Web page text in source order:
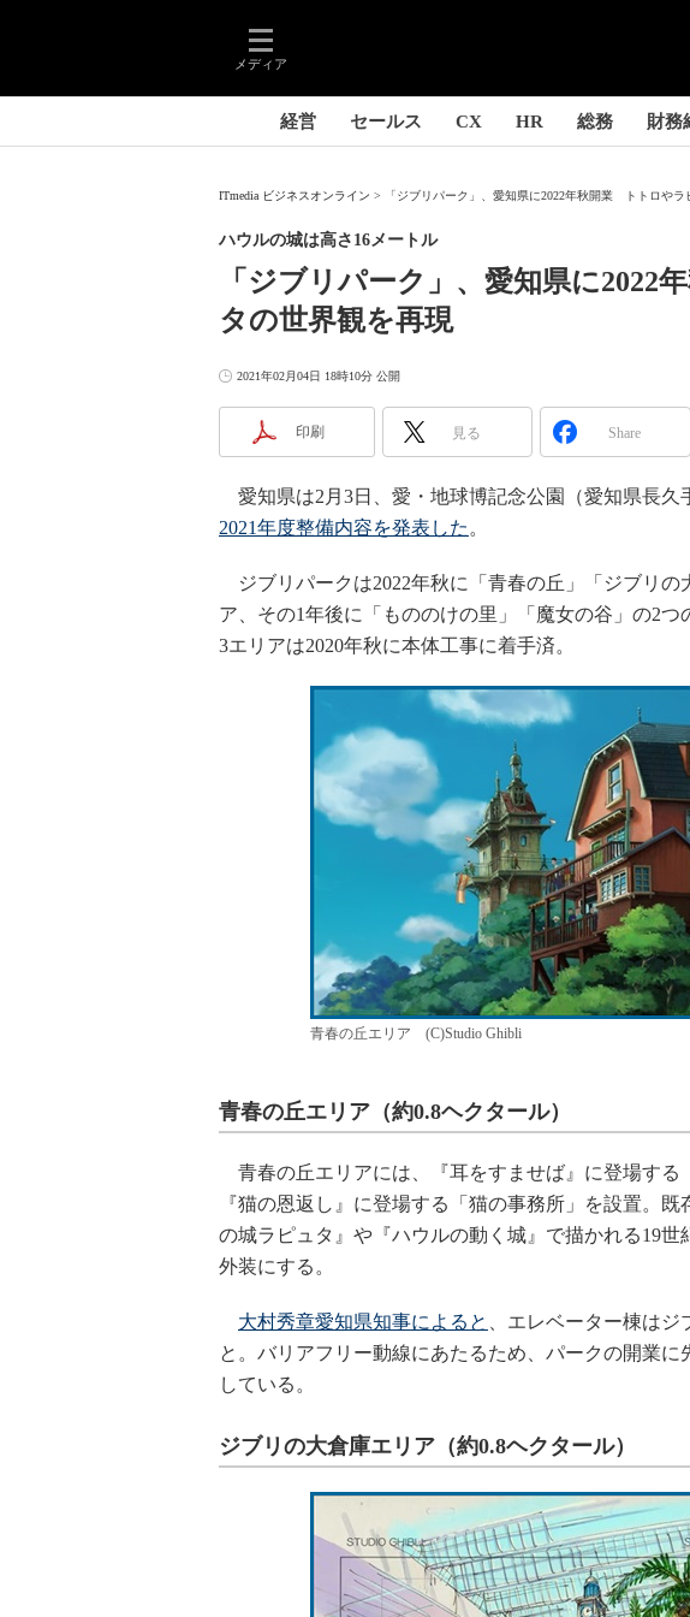
メディア
経営 セールス CX HR 総務 財務
ITmedia ビジネスオンライン 「ジブリパーク」、愛知県に2022年秋開業 トトロやラ
「ジブリパーク」、愛知県に
タの世界観を再現
ハウルの城は高さ16メートル
2021年02月04日 18時10分 公開
印刷 見る Share
愛知県は2月3日、愛・地球博記念公園（愛知県長久
2021年度整備内容を発表した 。
ジブリパークは2022年秋に「青春の丘」「ジブリの
ア、その1年後に「もののけの里」「魔女の谷」の2
3エリアは2020年秋に本体工事に着手済。
青春の丘エリア (C)Studio Ghibli
青春の丘エリア（約0.8ヘクタール）
青春の丘エリアには、『耳をすませば』に登場する
『猫の恩返し』に登場する「猫の事務所」を設置。
の城ラピュタ』や『ハウルの動く城』で描かれる19
外装にする。
大村秀章愛知県知事によると
、エレベーター棟は
と。バリアフリー動線にあたるため、パークの開業に
している。
ジブリの大倉庫エリア（約0.8ヘクタール）